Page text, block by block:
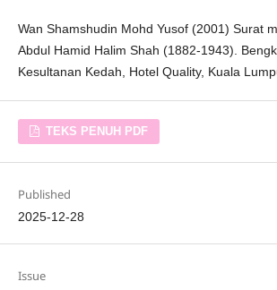
Wan Shamshudin Mohd Yusof (2001) Surat
Abdul Hamid Halim Shah (1882-1943).
Kesultanan Kedah, Hotel Quality, Kuala
TEKS PENUH PDF
Published
2025-12-28
Issue